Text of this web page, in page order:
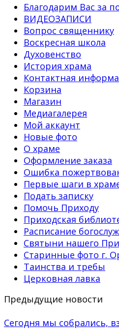
Благодарим Вас за
ВИДЕОЗАПИСИ
Вопрос священнику
Воскресная школа
Духовенство
История храма
Контактная
Корзина
Магазин
Медиагалерея
Мой аккаунт
Новые фото
О храме
Оформление заказа
Ошибка
Первые шаги в
Подать записку
Помочь Приходу
Приходская
Расписание
Святыни нашего
Старинные фото г.
Таинства и требы
Церковная лавка
Предыдущие новости
Сегодня мы собрались,